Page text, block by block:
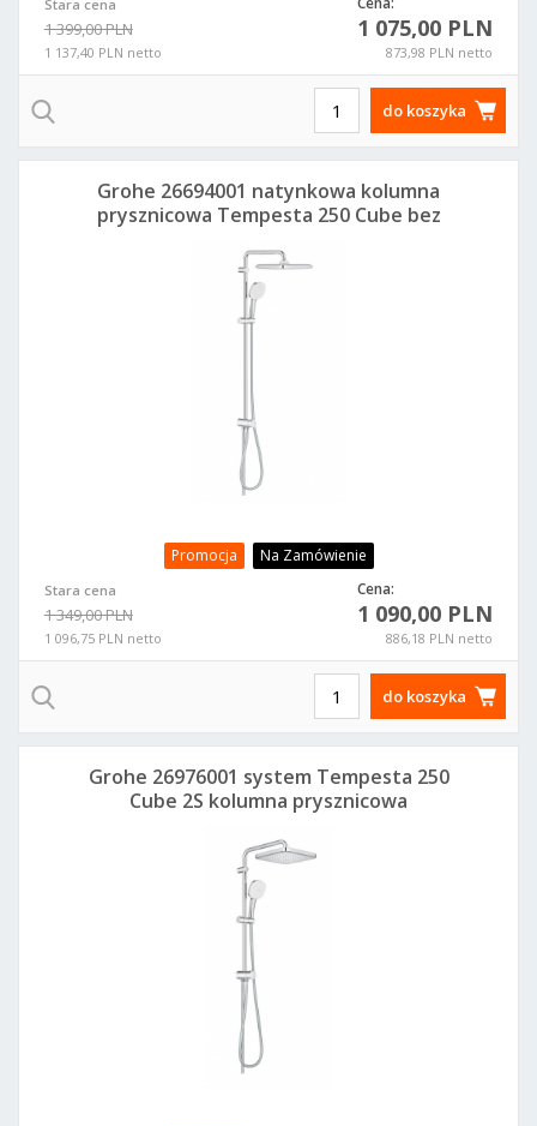
Stara cena
1 399,00 PLN
1 137,40 PLN netto
1 075,00 PLN
873,98 PLN netto
do koszyka
Promocja Na Zamówienie
Stara cena
1 349,00 PLN
1 096,75 PLN netto
Cena:
1 090,00 PLN
886,18 PLN netto
Grohe 26694001 natynkowa kolumna
prysznicowa Tempesta 250 Cube bez
do koszyka
Grohe 26976001 system Tempesta 250
Cube 2S kolumna prysznicowa